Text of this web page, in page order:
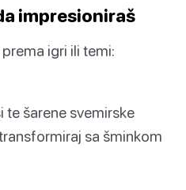
impresioniraš
igri ili temi:
te šarene svemirske
sa šminkom